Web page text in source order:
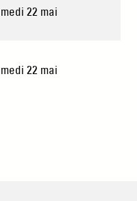
22 mai
22 mai